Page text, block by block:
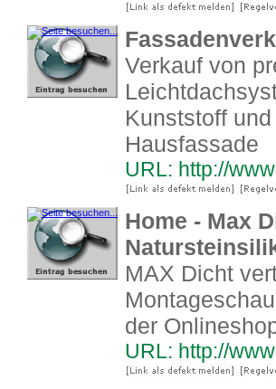
Verkauf von
Kunststoff
Hausfassade
URL: http://
Home - Max
MAX Dicht
der
URL: http://